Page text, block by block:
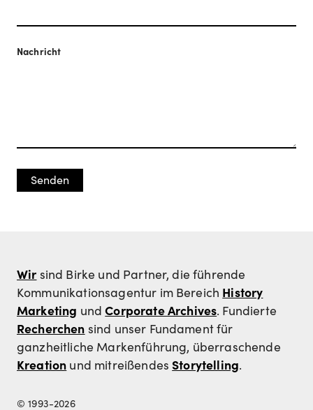
Nachricht
Wir sind Birke und Partner, die führende
Kommunikationsagentur im Bereich History
Marketing undCorporate Archives. Fundierte
Recherchen sind unser Fundament für
ganzheitliche Markenführung, überraschende
Kreation und mitreißendes Storytelling.
© 1993-2026